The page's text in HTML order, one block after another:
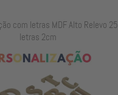
com letras MDF Alto Relevo 35
letras 2cm